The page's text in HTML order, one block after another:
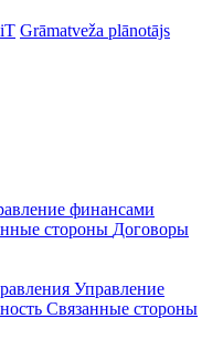
Grāmatveža plānotājs
финансами
стороны Договоры
Управление
Связанные стороны